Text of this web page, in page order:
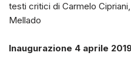
testi critici di Carmelo
Mellado
Inaugurazione 4 aprile